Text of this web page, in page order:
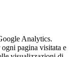
Analytics.
pagina visitata e